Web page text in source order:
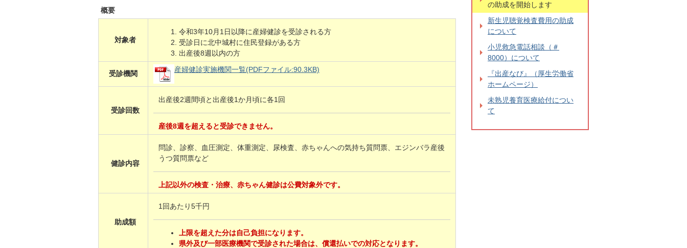
概要
対象者
令和3年10月1日以降に産婦健診を受診される方
受診日に北中城村に住民登録がある方
出産後8週以内の方
受診機関 産婦健診実施機関一覧(PDFファイル:90.3KB)
受診回数
出産後2週間頃と出産後1か月頃に各1回
産後8週を超えると受診できません。
健診内容
問診、診察、血圧測定、体重測定、尿検査、赤ちゃんへの気持ち質問票、エジンバラ産後
うつ質問票など
上記以外の検査・治療、赤ちゃん健診は公費対象外です。
助成額
1回あたり5千円
上限を超えた分は自己負担になります。
県外及び一部医療機関で受診された場合は、償還払いでの対応となります。
の助成を開始します
新生児聴覚検査費用の助成
について
小児救急電話相談（＃
8000）について
『出産なび』（厚生労働省
ホームページ）
未熟児養育医療給付につい
て